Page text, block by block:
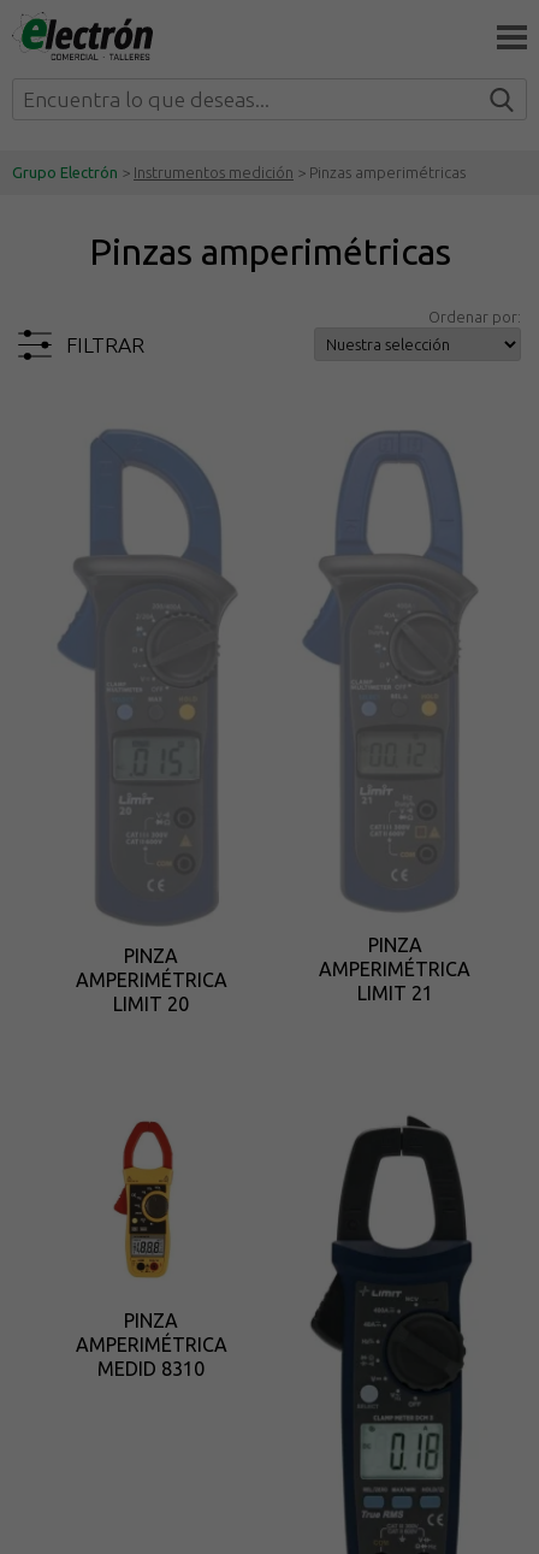
Grupo Electrón > Instrumentos medición > Pinzas amperimétricas
Pinzas amperimétricas
FILTRAR
Ordenar por:
PINZA
AMPERIMÉTRICA
LIMIT 20
PINZA
AMPERIMÉTRICA
LIMIT 21
PINZA
AMPERIMÉTRICA
MEDID 8310